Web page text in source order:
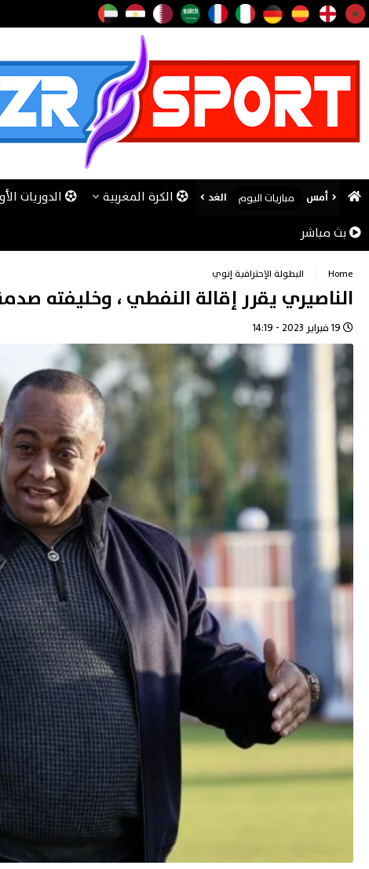
أمس مباريات اليوم الغد الكرة المغربية الدوريات
بث مباشر
Home البطولة الإحترافية إنوي
الناصيري يقرر إقالة النفطي ، وخليفته